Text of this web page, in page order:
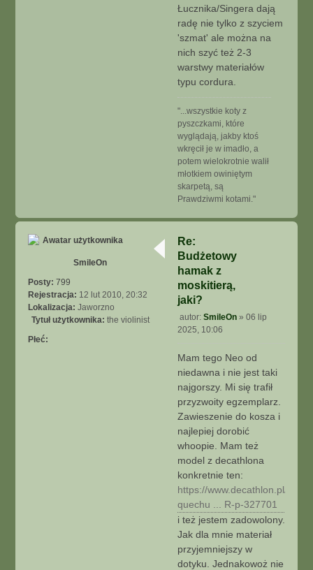
Łucznika/Singera dają
radę nie tylko z szyciem
'szmat' ale można na
nich szyć też 2-3
warstwy materiałów
typu cordura.
"...wszystkie koty z
pyszczkami, które
wyglądają, jakby ktoś
wkręcił je w imadło, a
potem wielokrotnie walił
młotkiem owiniętym
skarpetą, są
Prawdziwmi kotami."
a
SmileOn
Posty: 799
Rejestracja: 12 lut 2010, 20:32
Lokalizacja: Jaworzno
Tytuł użytkownika: the violinist
Płeć:
Re:
Budżetowy
hamak z
moskitierą,
jaki?
P
t
autor: SmileOn » 06 lip
2025, 10:06
Mam tego Neo od
niedawna i nie jest taki
najgorszy. Mi się trafił
przyzwoity egzemplarz.
Zawieszenie do kosza i
najlepiej dorobić
whoopie. Mam też
model z decathlona
konkretnie ten:
https://www.decathlon.pl/p/
quechu ... R-p-327701
i też jestem zadowolony.
Jak dla mnie materiał
przyjemniejszy w
dotyku. Jednakowoż nie